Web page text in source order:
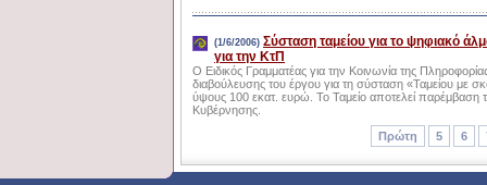
(1/6/2006) Σύσταση ταμείου για το ψηφιακό
για την ΚτΠ
Ο Ειδικός Γραμματέας για την Κοινωνία της
διαβούλευσης του έργου για τη σύσταση «Ταμείου
ύψους 100 εκατ. ευρώ. Το Ταμείο αποτελεί παρέμβαση
Κυβέρνησης.
Πρώτη
5 6